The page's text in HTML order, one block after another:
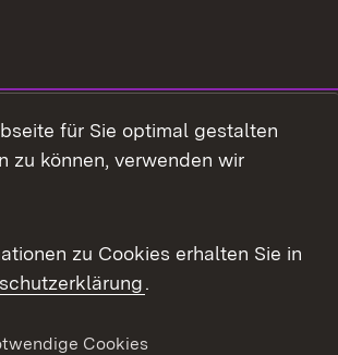
für Sie optimal gestalten
zu können, verwenden wir
zu Cookies erhalten Sie in
.
Cookies